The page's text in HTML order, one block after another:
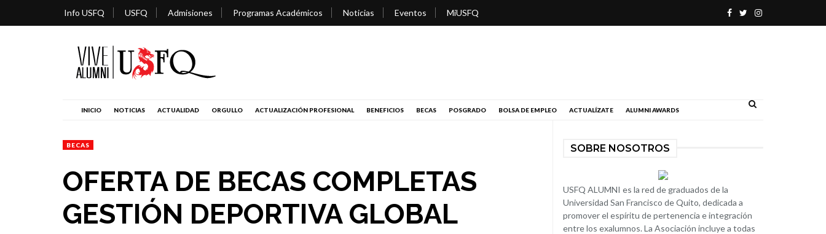
Info USFQ USFQ Admisiones Programas Académicos Noticias Eventos MiUSFQ
INICIO NOTICIAS ACTUALIDAD ORGULLO ACTUALIZACIÓN PROFESIONAL BENEFICIOS BECAS POSGRADO BOLSA DE EMPLEO ACTUALÍZATE ALUMNI AWARDS
BECAS
OFERTA DE BECAS COMPLETAS
GESTIÓN DEPORTIVA GLOBAL
SOBRE NOSOTROS
USFQ ALUMNI es la red de graduados de la
Universidad San Francisco de Quito, dedicada a
promover el espíritu de pertenencia e integración
entre los exalumnos. La Asociación incluye a todas